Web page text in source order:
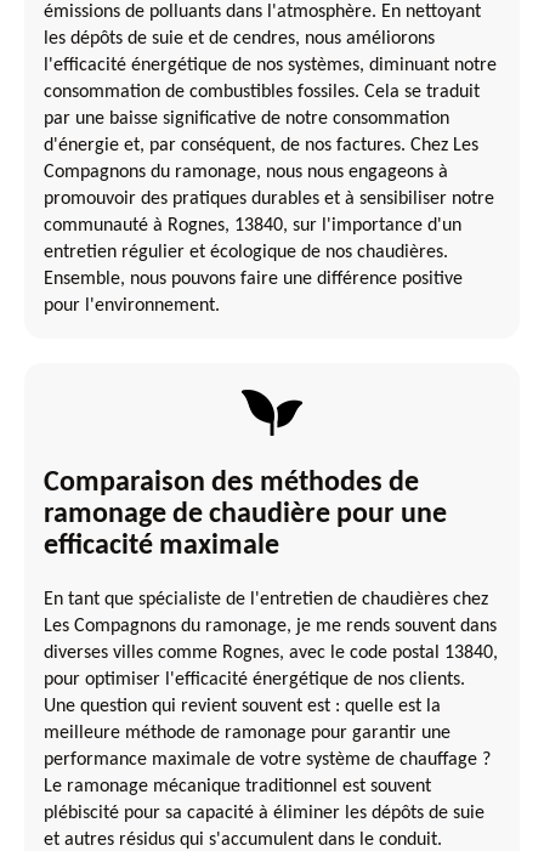
émissions de polluants dans l'atmosphère. En nettoyant
les dépôts de suie et de cendres, nous améliorons
l'efficacité énergétique de nos systèmes, diminuant notre
consommation de combustibles fossiles. Cela se traduit
par une baisse significative de notre consommation
d'énergie et, par conséquent, de nos factures. Chez Les
Compagnons du ramonage, nous nous engageons à
promouvoir des pratiques durables et à sensibiliser notre
communauté à Rognes, 13840, sur l'importance d'un
entretien régulier et écologique de nos chaudières.
Ensemble, nous pouvons faire une différence positive
pour l'environnement.
Comparaison des méthodes de
ramonage de chaudière pour une
efficacité maximale
En tant que spécialiste de l'entretien de chaudières chez
Les Compagnons du ramonage, je me rends souvent dans
diverses villes comme Rognes, avec le code postal 13840,
pour optimiser l'efficacité énergétique de nos clients.
Une question qui revient souvent est : quelle est la
meilleure méthode de ramonage pour garantir une
performance maximale de votre système de chauffage ?
Le ramonage mécanique traditionnel est souvent
plébiscité pour sa capacité à éliminer les dépôts de suie
et autres résidus qui s'accumulent dans le conduit.